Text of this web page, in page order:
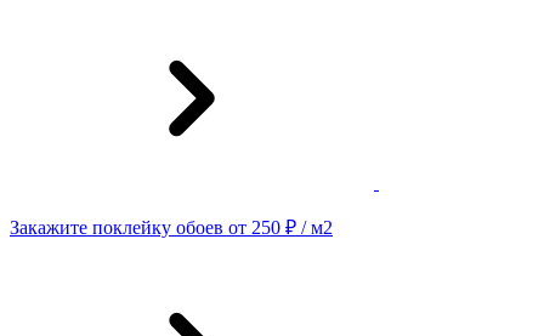
Закажите поклейку обоев от 250 ₽ / м2